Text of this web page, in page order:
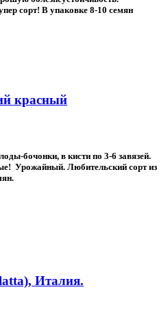
сорт! В упаковке 8-10 семян
красный
бочонки, в кисти по 3-6 завязей.
Урожайный. Любительский сорт из
Италия.